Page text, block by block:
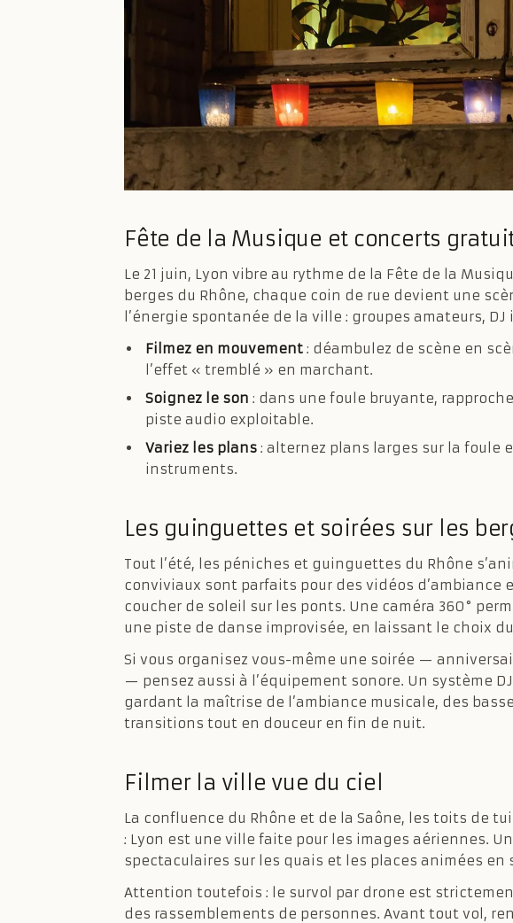
Fête de la Musique et concerts
Le 21 juin, Lyon vibre au rythme de la Fête de la
berges du Rhône, chaque coin de rue devient une
l’énergie spontanée de la ville : groupes amateurs,
Filmez en mouvement : déambulez de scène en
l’effet « tremblé » en marchant.
Soignez le son : dans une foule bruyante,
piste audio exploitable.
Variez les plans : alternez plans larges sur la foule
instruments.
Les guinguettes et soirées sur les
Tout l’été, les péniches et guinguettes du Rhône
conviviaux sont parfaits pour des vidéos d’ambiance
coucher de soleil sur les ponts. Une caméra 360°
une piste de danse improvisée, en laissant le choix
Si vous organisez vous-même une soirée —
— pensez aussi à l’équipement sonore. Un système
gardant la maîtrise de l’ambiance musicale, des
transitions tout en douceur en fin de nuit.
Filmer la ville vue du ciel
La confluence du Rhône et de la Saône, les toits de
: Lyon est une ville faite pour les images aériennes.
spectaculaires sur les quais et les places animées en
Attention toutefois : le survol par drone est
des rassemblements de personnes. Avant tout vol,